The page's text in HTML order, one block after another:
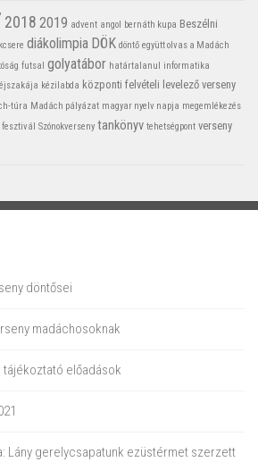
2018 2019 advent angol bernáth kupa Beszélni
diákolimpia DÖK döntő együtt olvas a Madách
futsal golyatábor határtalanul
informatika
kézilabda központi felvételi levelező verseny
túra Madách pályázat magyar nyelv napja megemlékezés
Szónokverseny tankönyv tehetségpont verseny
döntősei
madáchosoknak
tájékoztató előadások
Lány gerelycsapatunk ezüstérmet szerzett